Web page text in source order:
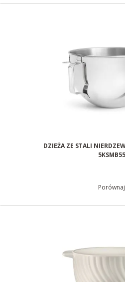
DZIEŻA ZE STALI
5KSMB55
Porównaj